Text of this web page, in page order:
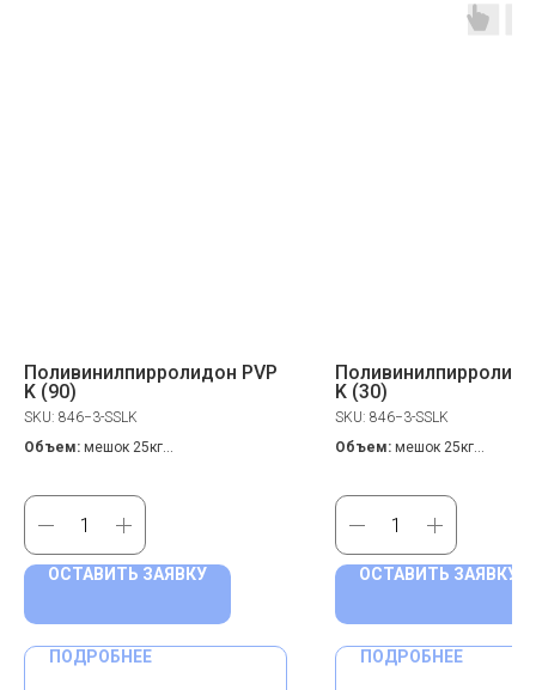
Поливинилпирролидон PVP
K (90)
SKU: 846−3-SSLK
Объем: мешок 25кг
Цена по запросу
ОСТАВИТЬ ЗАЯВКУ
ПОДРОБНЕЕ
K (30)
SKU: 846−3-SSLK
Объем: мешок 25кг
Цена по запросу
ОСТАВИТЬ ЗАЯВКУ
ПОДРОБНЕЕ